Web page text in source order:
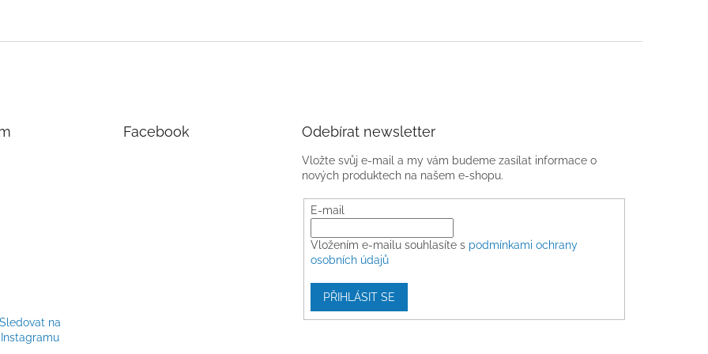
Sledovat na
Instagramu
Facebook Odebírat newsletter
Vložte svůj e-mail a my vám budeme zasílat informace o
nových produktech na našem e-shopu.
E-mail
Vložením e-mailu souhlasíte s podmínkami ochrany
osobních údajů
PŘIHLÁSIT SE